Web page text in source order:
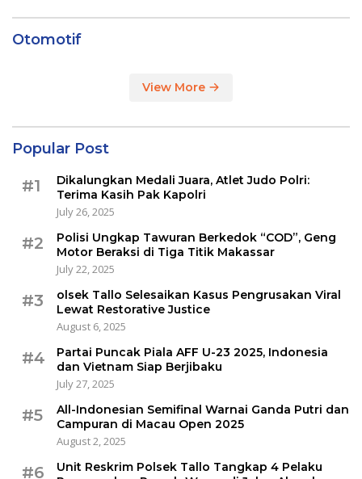
Otomotif
View More
Popular Post
#1
Dikalungkan Medali Juara, Atlet Judo Polri:
Terima Kasih Pak Kapolri
July 26, 2025
#2
Polisi Ungkap Tawuran Berkedok “COD”, Geng
Motor Beraksi di Tiga Titik Makassar
July 22, 2025
#3
olsek Tallo Selesaikan Kasus Pengrusakan Viral
Lewat Restorative Justice
August 6, 2025
#4
Partai Puncak Piala AFF U-23 2025, Indonesia
dan Vietnam Siap Berjibaku
July 27, 2025
#5
All-Indonesian Semifinal Warnai Ganda Putri dan
Campuran di Macau Open 2025
August 2, 2025
#6
Unit Reskrim Polsek Tallo Tangkap 4 Pelaku